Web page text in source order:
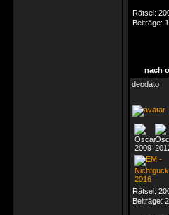
Rätsel:
Beiträge:
nach
deodato
Rätsel:
Beiträge: